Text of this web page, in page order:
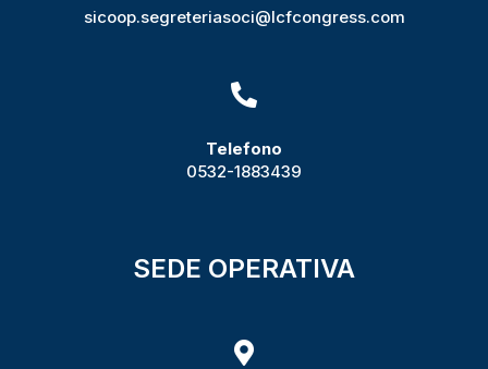
sicoop.segreteriasoci@lcfcongress.com

Telefono
0532-1883439
SEDE OPERATIVA
